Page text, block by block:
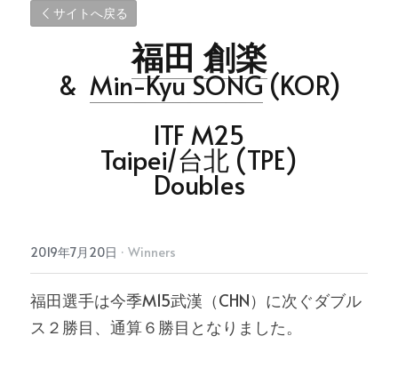
サイトへ戻る
福田 創楽
& Min-Kyu SONG (KOR)
ITF M25
Taipei/台北 (TPE)
Doubles
2019年7月20日 · Winners
福田選手は今季M15武漢（CHN）に次ぐダブル
ス２勝目、通算６勝目となりました。